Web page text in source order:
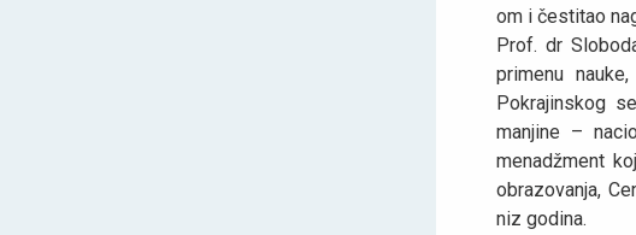
om i čestitao
Prof. dr
primenu
Pokrajinskog
manjine –
menadžment
obrazovanja,
niz godina.